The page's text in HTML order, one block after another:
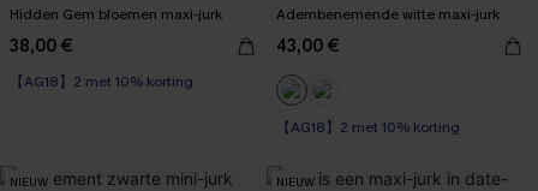
Hidden Gem bloemen maxi-jurk
38,00 €
【AG18】2 met 10% korting
Adembenemende witte maxi-jurk
43,00 €
【AG18】2 met 10% korting
NIEUW NIEUW